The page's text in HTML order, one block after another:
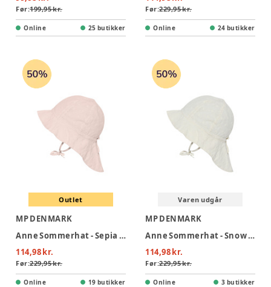
Før:199,95 kr.
Online 25 butikker
Før:229,95 kr.
Online 24 butikker
Outlet
MP DENMARK
Anne Sommerhat - Sepia Rose
114,98 kr.
Før:229,95 kr.
Online 19 butikker
Varen udgår
MP DENMARK
Anne Sommerhat - Snow White
114,98 kr.
Før:229,95 kr.
Online 3 butikker